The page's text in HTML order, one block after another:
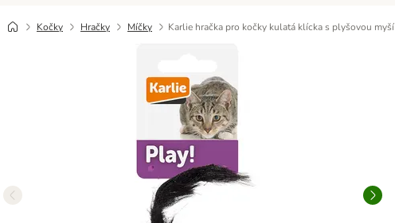
Kočky Hračky Míčky Karlie hračka pro kočky kulatá klícka s plyšovou myší